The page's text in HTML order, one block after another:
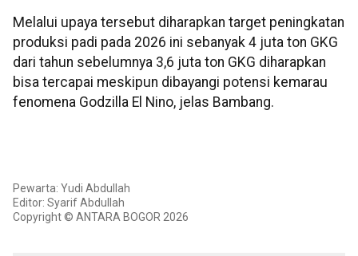
Melalui upaya tersebut diharapkan target peningkatan
produksi padi pada 2026 ini sebanyak 4 juta ton GKG
dari tahun sebelumnya 3,6 juta ton GKG diharapkan
bisa tercapai meskipun dibayangi potensi kemarau
fenomena Godzilla El Nino, jelas Bambang.
Pewarta: Yudi Abdullah
Editor: Syarif Abdullah
Copyright © ANTARA BOGOR 2026